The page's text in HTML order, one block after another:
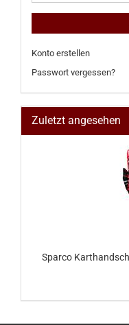
Konto erstellen
Passwort vergessen?
Zuletzt angesehen
Sparco